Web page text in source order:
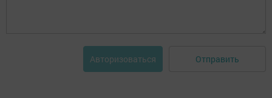
Авторизоваться Отправить